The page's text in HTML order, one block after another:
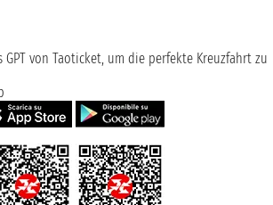
GPT von Taoticket, um die perfekte Kreuzfahrt zu